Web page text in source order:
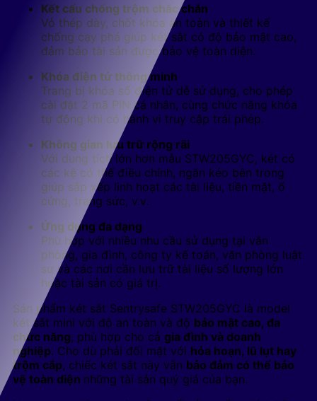
Kết cấu chống trộm chắc chắn
Vỏ thép dày, chốt khóa an toàn và thiết kế
chống cạy phá giúp két sắt có độ bảo mật cao,
đảm bảo tài sản được bảo vệ toàn diện.
Khóa điện tử thông minh
Trang bị khóa số điện tử dễ sử dụng, cho phép
cài đặt 2 mã PIN cá nhân, cùng chức năng khóa
tự động khi có hành vi truy cập trái phép.
Không gian lưu trữ rộng rãi
Với dung tích lớn hơn mẫu STW205GYC, két có
các kệ có thể điều chỉnh, ngăn kéo bên trong
giúp sắp xếp linh hoạt các tài liệu, tiền mặt, ổ
cứng, trang sức, v.v.
Ứng dụng đa dạng
Phù hợp với nhiều nhu cầu sử dụng tại văn
phòng, gia đình, công ty kế toán, văn phòng luật
sư và các nơi cần lưu trữ tài liệu số lượng lớn
hoặc tài sản có giá trị.
Sản phẩm két sắt Sentrysafe STW205GYC là model
két sắt mini với độ an toàn và độ bảo mật cao, đa
chức năng, phù hợp cho cả gia đình và doanh
nghiệp. Cho dù phải đối mặt với hỏa hoạn, lũ lụt hay
trộm cắp, chiếc két sắt này vẫn bảo đảm có thể bảo
vệ toàn diện những tài sản quý giá của bạn.